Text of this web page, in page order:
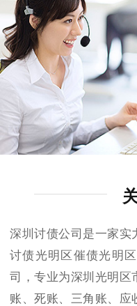
深圳讨债公司是一家实
讨债光明区催债光明
司，专业为深圳光明区
账、死账、三角账、应